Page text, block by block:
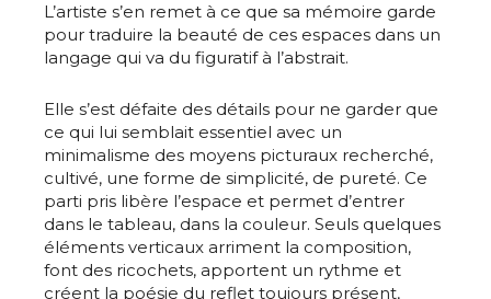
L’artiste s’en remet à ce que sa mémoire garde
pour traduire la beauté de ces espaces dans un
langage qui va du figuratif à l’abstrait.
Elle s’est défaite des détails pour ne garder que
ce qui lui semblait essentiel avec un
minimalisme des moyens picturaux recherché,
cultivé, une forme de simplicité, de pureté. Ce
parti pris libère l’espace et permet d’entrer
dans le tableau, dans la couleur. Seuls quelques
éléments verticaux arriment la composition,
font des ricochets, apportent un rythme et
créent la poésie du reflet toujours présent,